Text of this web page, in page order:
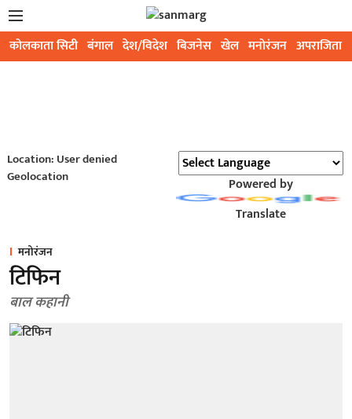
कोलकाता सिटी बंगाल देश/विदेश बिजनेस खेल मनोरंजन अपराजिता
Location: User denied
Geolocation
Powered by
Translate
मनोरंजन
टिफिन
बाल कहानी